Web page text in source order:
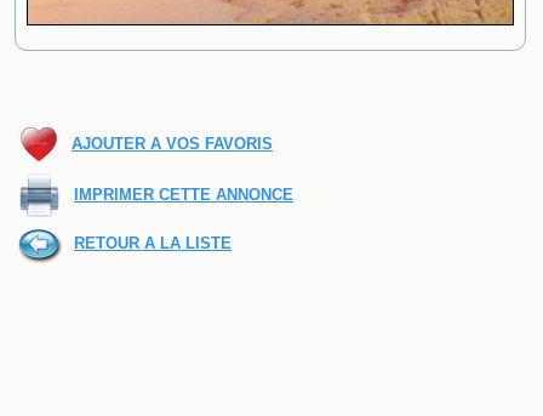
AJOUTER A VOS FAVORIS
IMPRIMER CETTE ANNONCE
RETOUR A LA LISTE